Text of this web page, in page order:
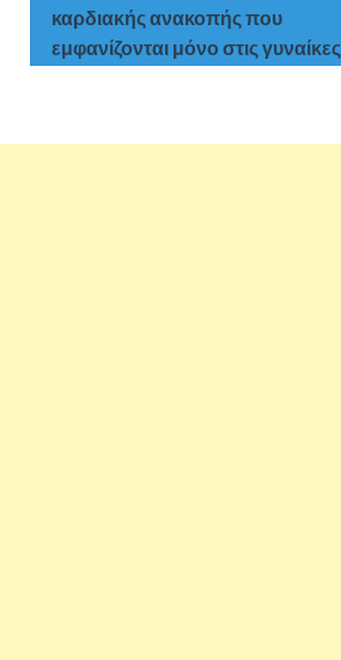
καρδιακής ανακοπής που
εμφανίζονται μόνο στις γυναίκες